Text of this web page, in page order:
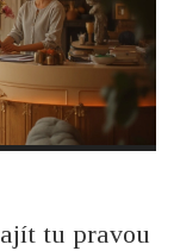
tu pravou